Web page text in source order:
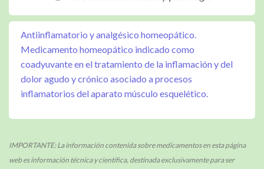
Antiinflamatorio y analgésico homeopático.
Medicamento homeopático indicado como
coadyuvante en el tratamiento de la inflamación y del
dolor agudo y crónico asociado a procesos
inflamatorios del aparato músculo esquelético.
IMPORTANTE: La información contenida sobre medicamentos en esta página
web es información técnica y científica, destinada exclusivamente para ser